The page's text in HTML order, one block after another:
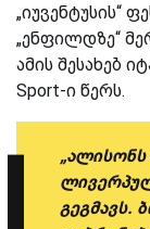
„იუვენტუსის“
„ენფილდზე“
ამის შესახებ
Sport-ი წერს.
„ალისონს
გეგმავს.